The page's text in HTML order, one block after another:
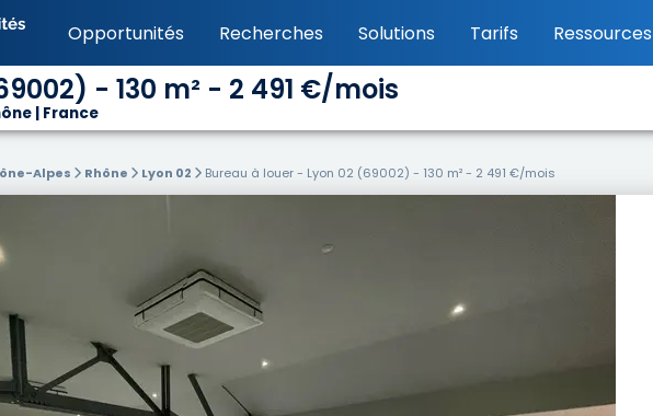
Opportunités Recherches Solutions Tarifs Ressources
- 130 m² - 2 491 €/mois
| France
Alpes Rhône Lyon 02 Bureau à louer - Lyon 02 (69002) - 130 m² - 2 491 €/mois